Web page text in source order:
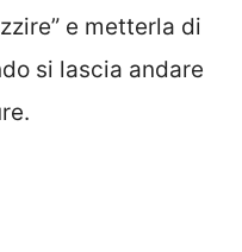
e metterla di
si lascia andare